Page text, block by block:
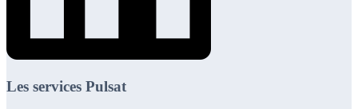
Les services Pulsat